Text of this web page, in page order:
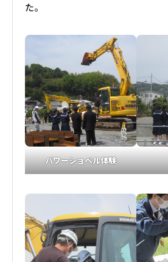
た。
パワーショベル体験